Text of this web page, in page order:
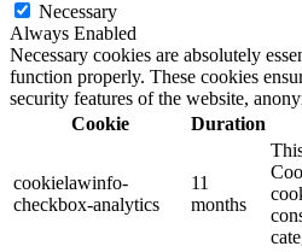
Necessary
Always Enabled
Necessary cookies are absolutely
function properly. These cookies
security features of the website,
Cookie
Duration
cookielawinfo-
checkbox-analytics
11
months